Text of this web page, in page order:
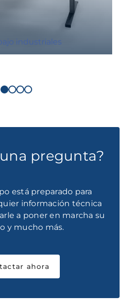
industriales
pregunta?
está preparado para
información técnica
a poner en marcha su
y mucho más.
ahora